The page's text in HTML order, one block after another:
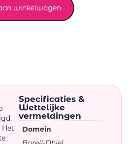
winkelwagen
Het
Specificaties &
Wettelijke
vermeldingen
Domein